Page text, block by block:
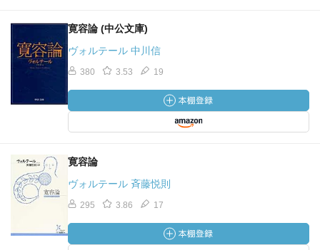
寛容論 (中公文庫)
ヴォルテール 中川信
380 3.53 19
寛容論
ヴォルテール 斉藤悦則
295 3.86 17